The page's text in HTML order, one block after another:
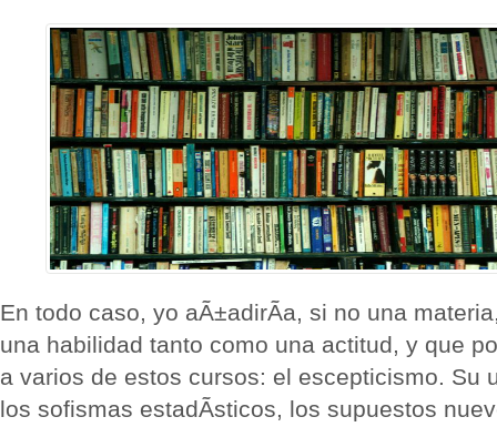
En todo caso, yo aÃ±adirÃ­a, si no una
una habilidad tanto como una actitud, y que
a varios de estos cursos: el escepticismo. Su
los sofismas estadÃ­sticos, los supuestos